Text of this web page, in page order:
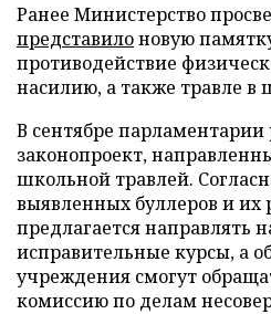
Ранее Министерство
представилоновую
противодействие
насилию, а также травле в
В сентябре парламентарии
законопроект,
школьной травлей.
выявленных буллеров и их
предлагается направлять
исправительные курсы, а
учреждения смогут
комиссию по делам